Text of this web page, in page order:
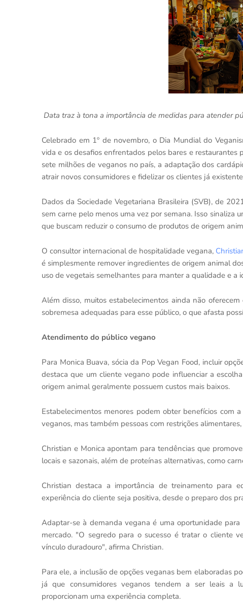
Data traz à tona a importância de medidas para atender
Celebrado em 1º de novembro, o Dia Mundial do
vida e os desafios enfrentados pelos bares e
sete milhões de veganos no país, a adaptação dos
atrair novos consumidores e fidelizar os clientes já
Dados da Sociedade Vegetariana Brasileira (SVB), de
sem carne pelo menos uma vez por semana. Isso
que buscam reduzir o consumo de produtos de origem
O consultor internacional de hospitalidade vegana,
é simplesmente remover ingredientes de origem animal
uso de vegetais semelhantes para manter a qualidade e a
Além disso, muitos estabelecimentos ainda não
sobremesa adequadas para esse público, o que afasta
Atendimento do público vegano
Para Monica Buava, sócia da Pop Vegan Food, incluir
destaca que um cliente vegano pode influenciar a
origem animal geralmente possuem custos mais baixos.
Estabelecimentos menores podem obter benefícios com
veganos, mas também pessoas com restrições
Christian e Monica apontam para tendências que
locais e sazonais, além de proteínas alternativas, como
Christian destaca a importância de treinamento para
experiência do cliente seja positiva, desde o preparo dos
Adaptar-se à demanda vegana é uma oportunidade
mercado. "O segredo para o sucesso é tratar o cliente
vínculo duradouro", afirma Christian.
Para ele, a inclusão de opções veganas bem elaboradas
já que consumidores veganos tendem a ser leais a
proporcionam uma experiência completa.